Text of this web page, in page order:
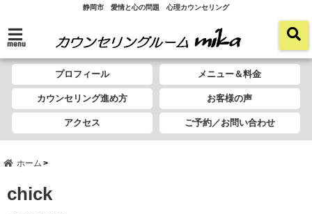
静岡市 愛情と心の問題 心理カウンセリング
menu
プロフィール メニュー＆料金
カウンセリング進め方 お客様の声
アクセス ご予約／お問い合わせ
ホーム
chick